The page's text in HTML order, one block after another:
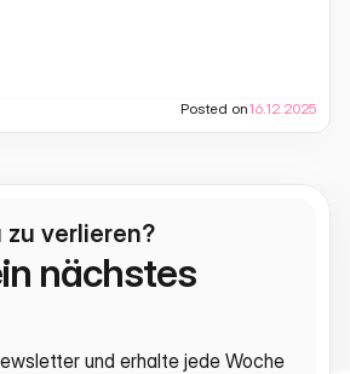
Posted on16.12.2025
zu verlieren?
nächstes
und erhalte jede Woche